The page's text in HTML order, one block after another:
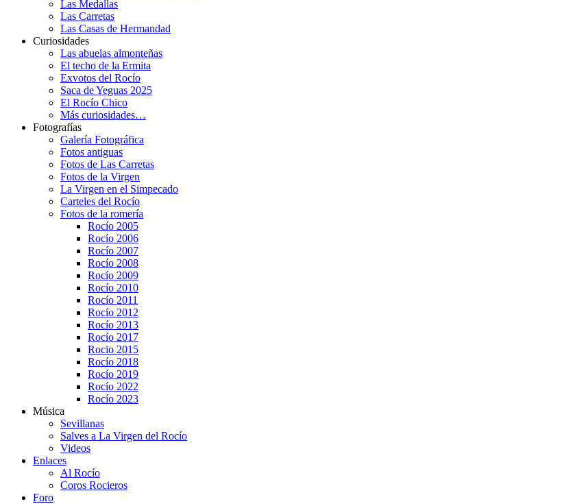
Las Medallas
Las Carretas
Las Casas de Hermandad
Curiosidades
Las abuelas almonteñas
El techo de la Ermita
Exvotos del Rocío
Saca de Yeguas 2025
El Rocío Chico
Más curiosidades…
Fotografías
Galería Fotográfica
Fotos antiguas
Fotos de Las Carretas
Fotos de la Virgen
La Virgen en el Simpecado
Carteles del Rocío
Fotos de la romería
Rocío 2005
Rocío 2006
Rocío 2007
Rocío 2008
Rocío 2009
Rocío 2010
Rocío 2011
Rocío 2012
Rocío 2013
Rocío 2017
Rocio 2015
Rocío 2018
Rocío 2019
Rocío 2022
Rocío 2023
Música
Sevillanas
Salves a La Virgen del Rocío
Videos
Enlaces
Al Rocío
Coros Rocieros
Foro